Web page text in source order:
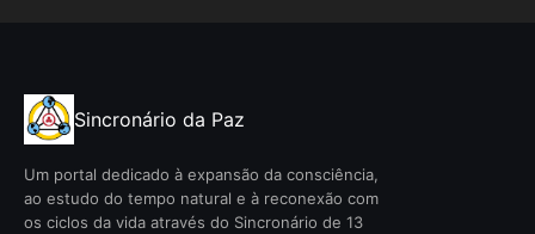
Sincronário da Paz
Um portal dedicado à expansão da consciência,
ao estudo do tempo natural e à reconexão com
os ciclos da vida através do Sincronário de 13